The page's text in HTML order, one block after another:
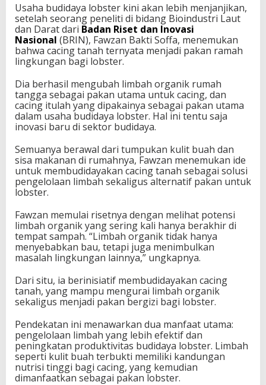
Usaha budidaya lobster kini akan lebih menjanjikan,
setelah seorang peneliti di bidang Bioindustri Laut
dan Darat dari Badan Riset dan Inovasi
Nasional (BRIN), Fawzan Bakti Soffa, menemukan
bahwa cacing tanah ternyata menjadi pakan ramah
lingkungan bagi lobster.
Dia berhasil mengubah limbah organik rumah
tangga sebagai pakan utama untuk cacing, dan
cacing itulah yang dipakainya sebagai pakan utama
dalam usaha budidaya lobster. Hal ini tentu saja
inovasi baru di sektor budidaya.
Semuanya berawal dari tumpukan kulit buah dan
sisa makanan di rumahnya, Fawzan menemukan ide
untuk membudidayakan cacing tanah sebagai solusi
pengelolaan limbah sekaligus alternatif pakan untuk
lobster.
Fawzan memulai risetnya dengan melihat potensi
limbah organik yang sering kali hanya berakhir di
tempat sampah. “Limbah organik tidak hanya
menyebabkan bau, tetapi juga menimbulkan
masalah lingkungan lainnya,” ungkapnya.
Dari situ, ia berinisiatif membudidayakan cacing
tanah, yang mampu mengurai limbah organik
sekaligus menjadi pakan bergizi bagi lobster.
Pendekatan ini menawarkan dua manfaat utama:
pengelolaan limbah yang lebih efektif dan
peningkatan produktivitas budidaya lobster. Limbah
seperti kulit buah terbukti memiliki kandungan
nutrisi tinggi bagi cacing, yang kemudian
dimanfaatkan sebagai pakan lobster.